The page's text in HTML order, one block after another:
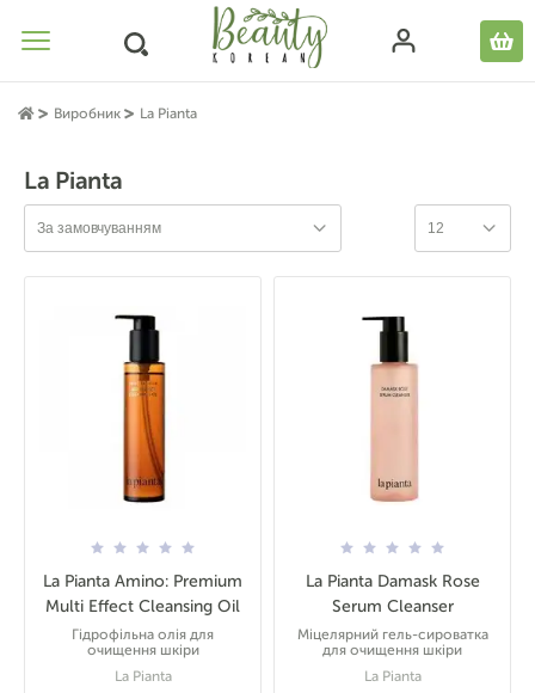
Виробник La Pianta
La Pianta
За замовчуванням 12
La Pianta Amino: Premium
Multi Effect Cleansing Oil
Гідрофільна олія для
очищення шкіри
La Pianta
La Pianta Damask Rose
Serum Cleanser
Міцелярний гель-сироватка
для очищення шкіри
La Pianta